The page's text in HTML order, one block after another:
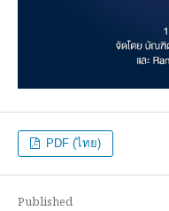
PDF (ไทย)
Published